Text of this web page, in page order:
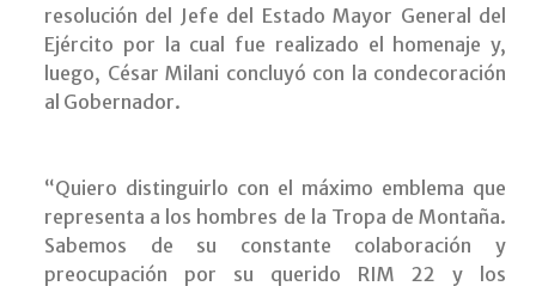
resolución del Jefe del Estado Mayor General del
Ejército por la cual fue realizado el homenaje y,
luego, César Milani concluyó con la condecoración
al Gobernador.
“Quiero distinguirlo con el máximo emblema que
representa a los hombres de la Tropa de Montaña.
Sabemos de su constante colaboración y
preocupación por su querido RIM 22 y los